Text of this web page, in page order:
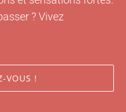
? Vivez
VOUS !